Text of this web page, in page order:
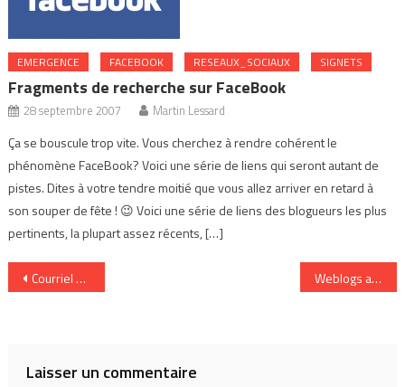
EMERGENCE FACEBOOK RESEAUX_SOCIAUX SIGNETS
Fragments de recherche sur FaceBook
28 septembre 2007 Martin Lessard
Ça se bouscule trop vite. Vous cherchez à rendre cohérent le
phénomène FaceBook? Voici une série de liens qui seront autant de
pistes. Dites à votre tendre moitié que vous allez arriver en retard à
son souper de fête ! 😉 Voici une série de liens des blogueurs les plus
pertinents, la plupart assez récents, […]
Navigation
Courriel à RSS Weblogs als Business Anwendung
Laisser un commentaire